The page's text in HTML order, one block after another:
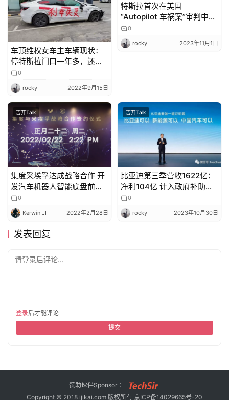
车顶维权女车主车辆现状：
停特斯拉门口一年多，还盖
上了车衣
0
rocky 2022年9月15日
特斯拉首次在美国
“Autopilot 车祸案”审判中获
胜0
rocky 2023年11月1日
吉开Talk
集度采埃孚达成战略合作 开
发汽车机器人智能底盘前沿
技术
0
Kerwin JI 2022年2月28日
吉开Talk
比亚迪第三季营收1622亿：
净利104亿 计入政府补助超9
亿0
rocky 2023年10月30日
发表回复
请登录后评论...
登录后才能评论
提交
赞助伙伴Sponsor ：
Copyright © 2018 ijikai.com 版权所有 京ICP备14029665号-20